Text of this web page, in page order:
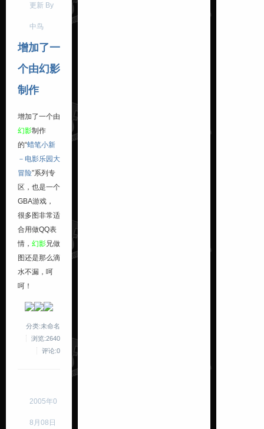
更新 By
中鸟
增加了一
个由幻影
制作
增加了一个由
幻影制作
的“蜡笔小新
－电影乐园大
冒险”系列专
区，也是一个
GBA游戏，
很多图非常适
合用做QQ表
情， 幻影兄做
图还是那么滴
水不漏，呵
呵！
分类:未命名
浏览:2640
评论:0
2005年0
8月08日